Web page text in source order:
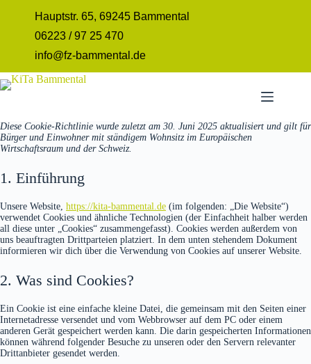
springen
Hauptstr. 65, 69245 Bammental
06223 / 97 25 470
info@fz-bammental.de
Diese Cookie-Richtlinie wurde zuletzt am 30. Juni 2025 aktualisiert und gilt für
Bürger und Einwohner mit ständigem Wohnsitz im Europäischen
Wirtschaftsraum und der Schweiz.
1. Einführung
Unsere Website, https://kita-bammental.de (im folgenden: „Die Website“)
verwendet Cookies und ähnliche Technologien (der Einfachheit halber werden
all diese unter „Cookies“ zusammengefasst). Cookies werden außerdem von
uns beauftragten Drittparteien platziert. In dem unten stehendem Dokument
informieren wir dich über die Verwendung von Cookies auf unserer Website.
2. Was sind Cookies?
Ein Cookie ist eine einfache kleine Datei, die gemeinsam mit den Seiten einer
Internetadresse versendet und vom Webbrowser auf dem PC oder einem
anderen Gerät gespeichert werden kann. Die darin gespeicherten Informationen
können während folgender Besuche zu unseren oder den Servern relevanter
Drittanbieter gesendet werden.